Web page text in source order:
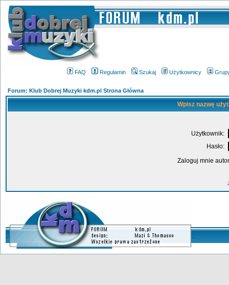
FAQ Regulamin Szukaj Użytkownicy
Forum: Klub Dobrej Muzyki kdm.pl Strona Główna
Wpisz nazwę
Użytkownik:
Hasło:
Zaloguj mnie